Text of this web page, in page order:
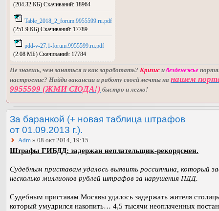
(204.32 КБ) Скачиваний: 18964
Table_2018_2_forum.9955599.ru.pdf
(251.9 КБ) Скачиваний: 17789
pdd-v-27.1-forum.9955599.ru.pdf
(2.08 МБ) Скачиваний: 17784
Не знаешь, чем заняться и как заработать? Кризис и безденежье
настроение? Найди вакансии и работу своей мечты на нашем
9955599 (ЖМИ СЮДА!) быстро и легко!
За баранкой (+ новая таблица штрафов
от 01.09.2013 г.).
Adm » 08 окт 2014, 19:15
Штрафы ГИБДД: задержан неплательщик-рекордсмен.
Судебным приставам удалось выявить россиянина, который
несколько миллионов рублей штрафов за нарушения ПДД.
Судебным приставам Москвы удалось задержать жителя
который умудрился накопить… 4,5 тысячи неоплаченных